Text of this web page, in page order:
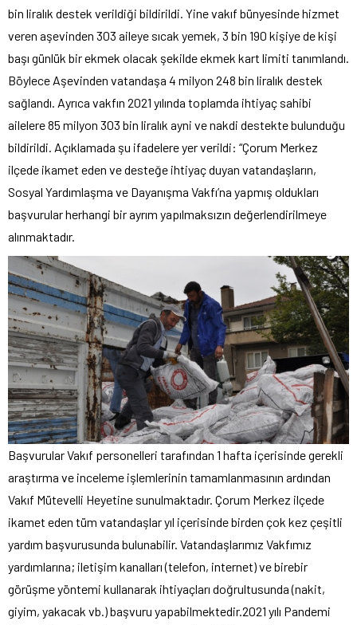
bin liralık destek verildiği bildirildi. Yine vakıf bünyesinde hizmet
veren aşevinden 303 aileye sıcak yemek, 3 bin 190 kişiye de kişi
başı günlük bir ekmek olacak şekilde ekmek kart limiti tanımlandı.
Böylece Aşevinden vatandaşa 4 milyon 248 bin liralık destek
sağlandı. Ayrıca vakfın 2021 yılında toplamda ihtiyaç sahibi
ailelere 85 milyon 303 bin liralık ayni ve nakdi destekte bulunduğu
bildirildi. Açıklamada şu ifadelere yer verildi: “Çorum Merkez
ilçede ikamet eden ve desteğe ihtiyaç duyan vatandaşların,
Sosyal Yardımlaşma ve Dayanışma Vakfı’na yapmış oldukları
başvurular herhangi bir ayrım yapılmaksızın değerlendirilmeye
alınmaktadır.
Başvurular Vakıf personelleri tarafından 1 hafta içerisinde gerekli
araştırma ve inceleme işlemlerinin tamamlanmasının ardından
Vakıf Mütevelli Heyetine sunulmaktadır. Çorum Merkez ilçede
ikamet eden tüm vatandaşlar yıl içerisinde birden çok kez çeşitli
yardım başvurusunda bulunabilir. Vatandaşlarımız Vakfımız
yardımlarına; iletişim kanalları (telefon, internet) ve birebir
görüşme yöntemi kullanarak ihtiyaçları doğrultusunda (nakit,
giyim, yakacak vb.) başvuru yapabilmektedir.2021 yılı Pandemi